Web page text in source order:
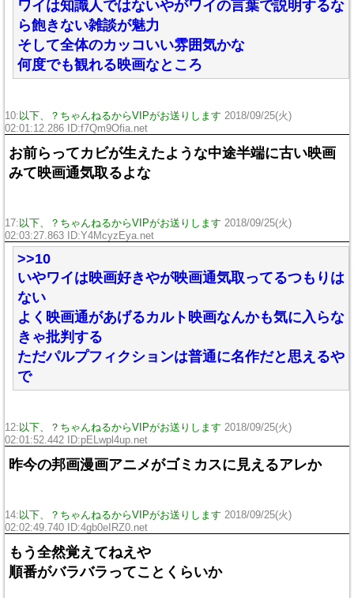
ワイは知識人ではないやがワイの言葉で説明するな
ら飽きない雑談が魅力
そして全体のカッコいい雰囲気かな
何度でも観れる映画なところ
10: 以下、？ちゃんねるからVIPがお送りします 2018/09/25(火)
02:01:12.286 ID:f7Qm9Ofia.net
お前らってカビが生えたような中途半端に古い映画
みて映画通気取るよな
17: 以下、？ちゃんねるからVIPがお送りします 2018/09/25(火)
02:03:27.863 ID:Y4McyzEya.net
>>10
いやワイは映画好きやが映画通気取ってるつもりは
ない
よく映画通があげるカルト映画なんかも気に入らな
きゃ批判する
ただパルプフィクションは普通に名作だと思えるや
で
12: 以下、？ちゃんねるからVIPがお送りします 2018/09/25(火)
02:01:52.442 ID:pELwpl4up.net
昨今の邦画漫画アニメがゴミカスに見えるアレか
14: 以下、？ちゃんねるからVIPがお送りします 2018/09/25(火)
02:02:49.740 ID:4gb0eIRZ0.net
もう全然覚えてねえや
順番がバラバラってことくらいか